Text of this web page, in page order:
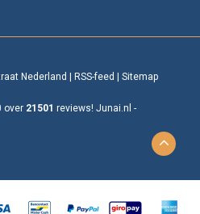
Nederland RSS-feed Sitemap
over 21501 reviews! Junai.nl -